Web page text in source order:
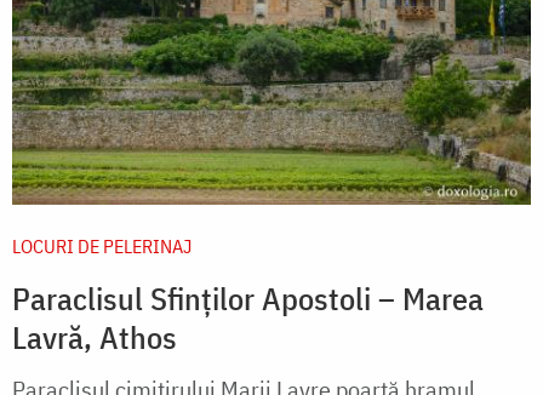
LOCURI DE PELERINAJ
Paraclisul Sfinților Apostoli – Marea
Lavră, Athos